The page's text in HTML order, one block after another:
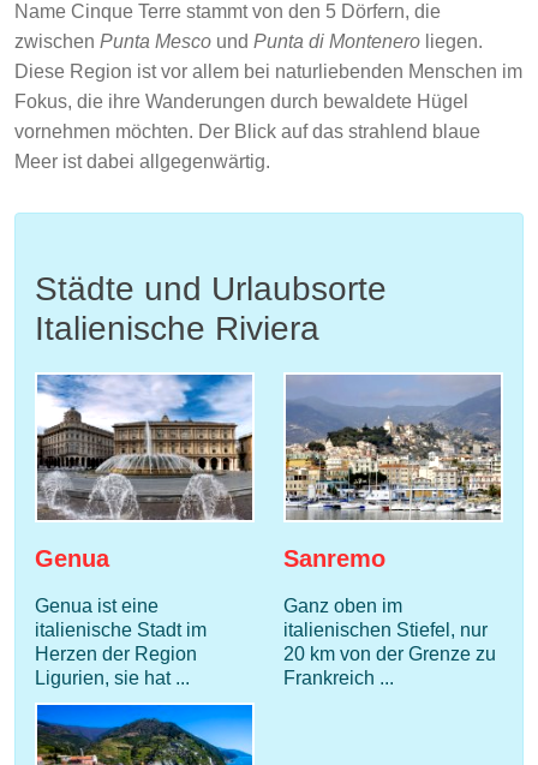
Name Cinque Terre stammt von den 5 Dörfern, die
zwischen Punta Mesco und Punta di Montenero liegen.
Diese Region ist vor allem bei naturliebenden Menschen im
Fokus, die ihre Wanderungen durch bewaldete Hügel
vornehmen möchten. Der Blick auf das strahlend blaue
Meer ist dabei allgegenwärtig.
Städte und Urlaubsorte
Italienische Riviera
Genua
Genua ist eine
italienische Stadt im
Herzen der Region
Ligurien, sie hat ...
Sanremo
Ganz oben im
italienischen Stiefel, nur
20 km von der Grenze zu
Frankreich ...